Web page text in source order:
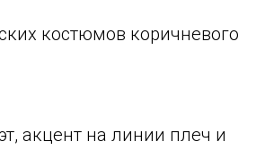
костюмов коричневого
акцент на линии плеч и